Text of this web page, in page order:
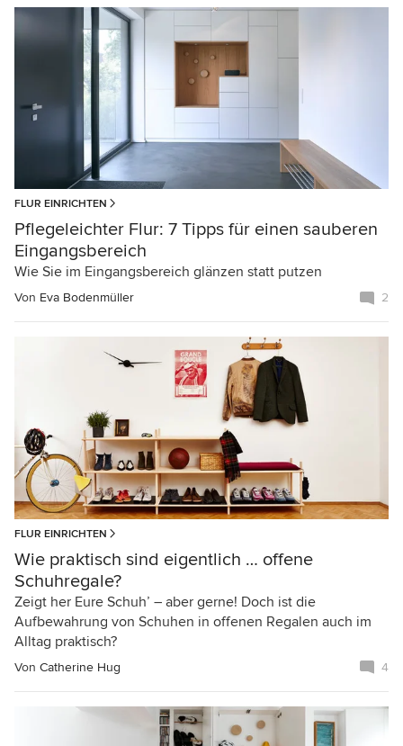
FLUR EINRICHTEN
Pflegeleichter Flur: 7 Tipps für einen sauberen
Eingangsbereich
Wie Sie im Eingangsbereich glänzen statt putzen
Von Eva Bodenmüller 2
FLUR EINRICHTEN
Wie praktisch sind eigentlich … offene
Schuhregale?
Zeigt her Eure Schuh’ – aber gerne! Doch ist die
Aufbewahrung von Schuhen in offenen Regalen auch im
Alltag praktisch?
Von Catherine Hug 4